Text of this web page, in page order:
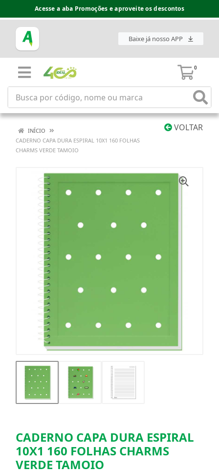
Acesse a aba Promoções e aproveite os descontos
Baixe já nosso APP
0
VOLTAR
INÍCIO
CADERNO CAPA DURA ESPIRAL 10X1 160 FOLHAS
CHARMS VERDE TAMOIO
CADERNO CAPA DURA ESPIRAL
10X1 160 FOLHAS CHARMS
VERDE TAMOIO